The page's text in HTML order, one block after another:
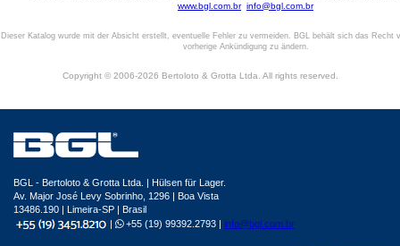
www.bgl.com.br info@bgl.com.br
Dieser Katalog wurde mit der Absicht erstellt, eventuelle Fehler zu vermeiden. BGL behält sich das Recht
vorherige Ankündigung zu ändern.
Copyright © 2006-2026 Bertoloto & Grotta Ltda. All rights reserved.
BGL - Bertoloto & Grotta Ltda. | Hülsen für Lager.
Av. Major José Levy Sobrinho, 1296 | Boa Vista
13486.190 | Limeira-SP | Brasil
|
+55 (19) 99392.2793 | info@bgl.com.br